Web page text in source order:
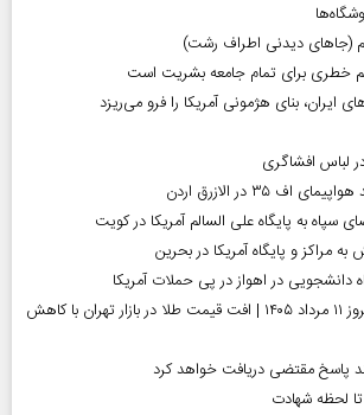
(جاهای دیدنی اطراف رشت)
خطری برای تمام جامعه بشریت است
بنای هژمونی آمریکا را فرو می‌ریزد
لباس افشاگری
اف ۳۵ در الازرق اردن
به پایگاه علی السالم آمریکا در کویت
مراکز و پایگاه‌ آمریکا در بحرین
دانشجویی در اهواز در پی حملات آمریکا
قیمت طلا و سکه امروز ۱۱ مرداد ۱۴۰۵ | افت قیمت طلا در بازار تهران با کاهش
پاسخ مقتضی دریافت خواهد کرد
لحظه شهادت